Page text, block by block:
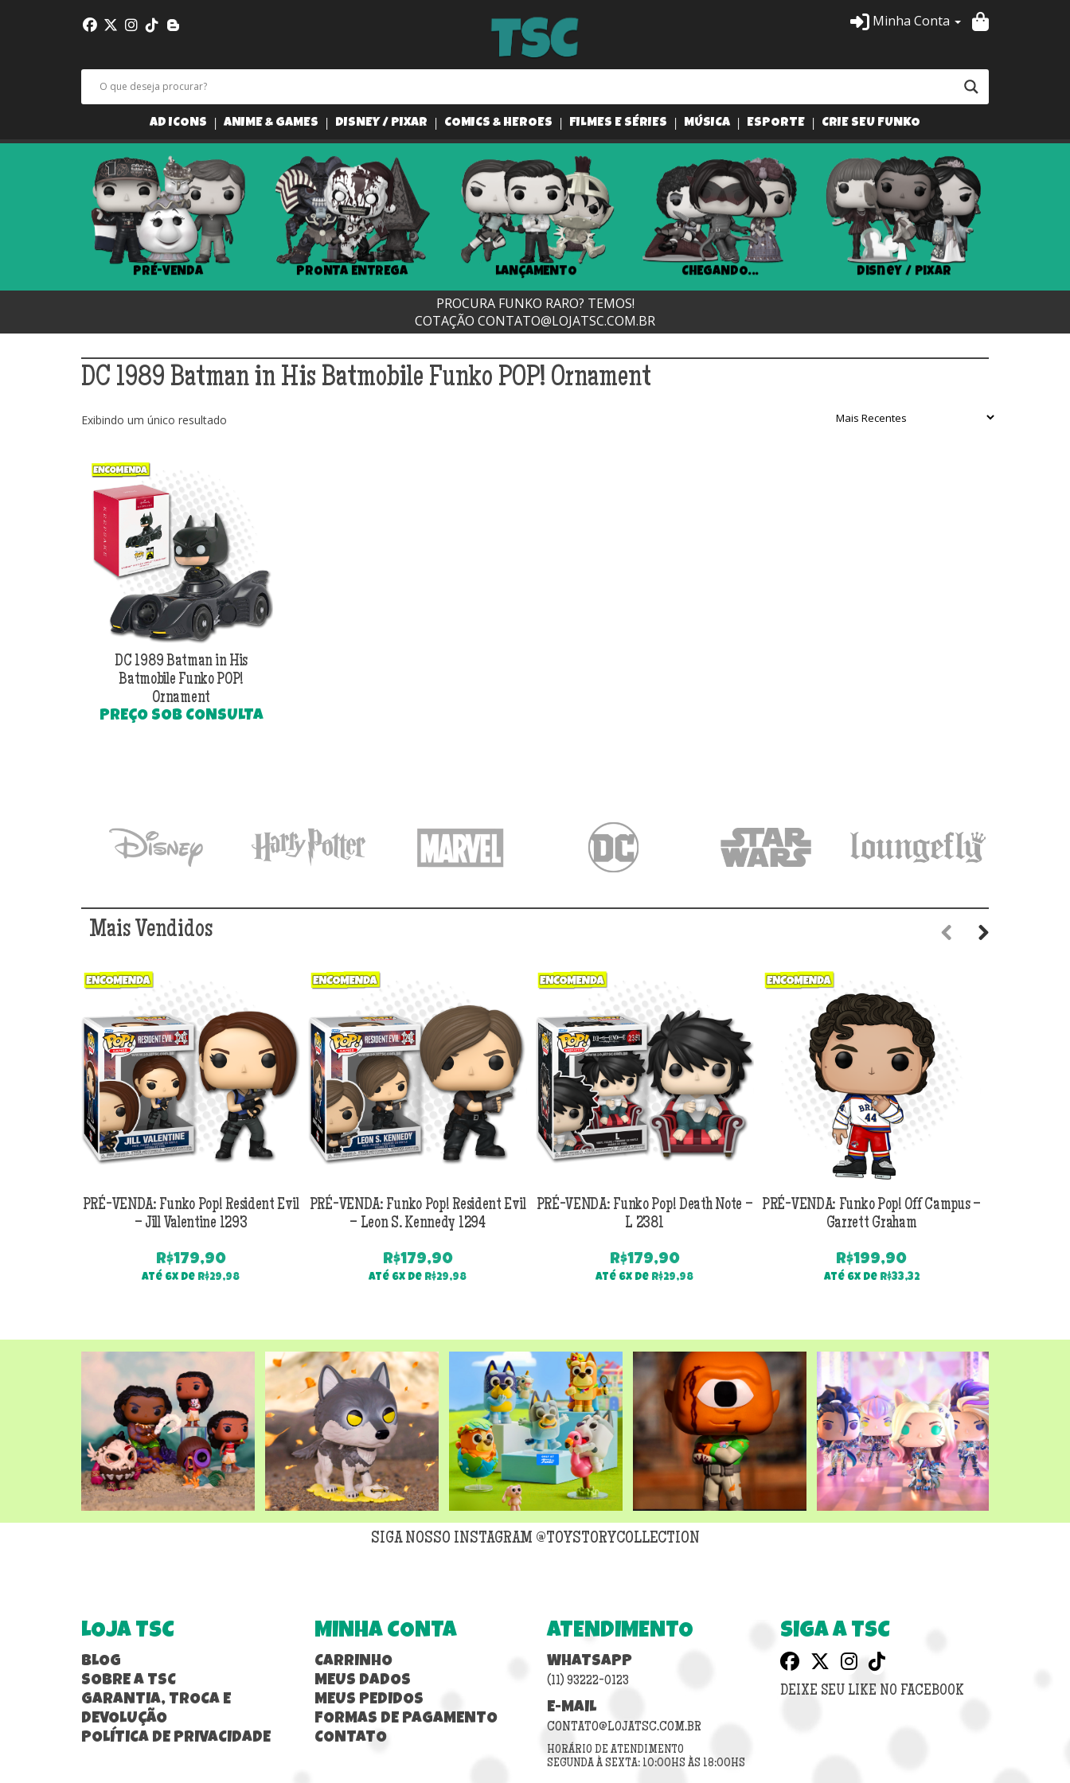
Minha Conta
AD ICONS ANIME & GAMES DISNEY / PIXAR COMICS & HEROES FILMES E SÉRIES MÚSICA ESPORTE CRIE SEU FUNKO
PRÉ-VENDA PRONTA ENTREGA LANÇAMENTO CHEGANDO... Disney / Pixar
PROCURA FUNKO RARO? TEMOS!
COTAÇÃO CONTATO@LOJATSC.COM.BR
DC 1989 Batman in His Batmobile Funko POP! Ornament
Exibindo um único resultado
DC 1989 Batman in His
Batmobile Funko POP!
Ornament
PREÇO SOB CONSULTA
Mais Vendidos
PRÉ-VENDA: Funko Pop! Resident Evil
– Jill Valentine 1293
R$179,90
Até 6x de R$29,98
PRÉ-VENDA: Funko Pop! Resident Evil
– Leon S. Kennedy 1294
R$179,90
Até 6x de R$29,98
PRÉ-VENDA: Funko Pop! Death Note –
L 2381
R$179,90
Até 6x de R$29,98
PRÉ-VENDA: Funko Pop! Off Campus –
Garrett Graham
R$199,90
Até 6x de R$33,32
SIGA NOSSO INSTAGRAM @TOYSTORYCOLLECTION
LOJA TSC
BLOG
SOBRE A TSC
GARANTIA, TROCA E
DEVOLUÇÃO
POLÍTICA DE PRIVACIDADE
MINHA CONTA
CARRINHO
MEUS DADOS
MEUS PEDIDOS
FORMAS DE PAGAMENTO
CONTATO
ATENDIMENTO
WHATSAPP
(11) 93222-0123
E-MAIL
CONTATO@LOJATSC.COM.BR
HORÁRIO DE ATENDIMENTO
SEGUNDA À SEXTA: 10:00HS ÀS 18:00HS
SIGA A TSC
DEIXE SEU LIKE NO FACEBOOK